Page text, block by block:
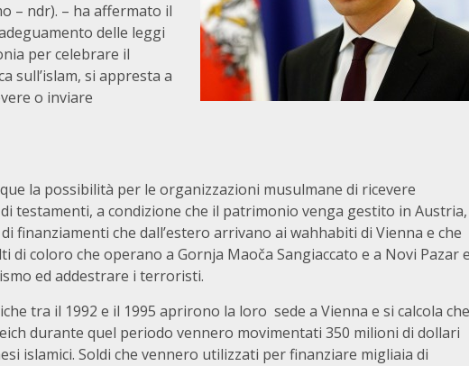
– ndr). – ha affermato il
delle leggi
per celebrare il
sull’islam, si appresta a
o inviare
la possibilità per le organizzazioni musulmane di ricevere
testamenti, a condizione che il patrimonio venga gestito in Austria,
finanziamenti che dall’estero arrivano ai wahhabiti di Vienna e che
coloro che operano a Gornja Maoča Sangiaccato e a Novi Pazar
ed addestrare i terroristi.
tra il 1992 e il 1995 aprirono la loro sede a Vienna e si calcola che
durante quel periodo vennero movimentati 350 milioni di dollari
islamici. Soldi che vennero utilizzati per finanziare migliaia di